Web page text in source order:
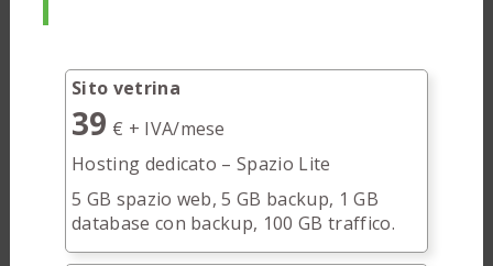
Sito vetrina
39 € + IVA/mese
Hosting dedicato – Spazio Lite
5 GB spazio web, 5 GB backup, 1 GB
database con backup, 100 GB traffico.